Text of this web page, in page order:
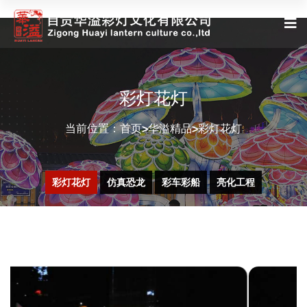
彩灯花灯
当前位置：首页>华溢精品>彩灯花灯
彩灯花灯 仿真恐龙 彩车彩船 亮化工程